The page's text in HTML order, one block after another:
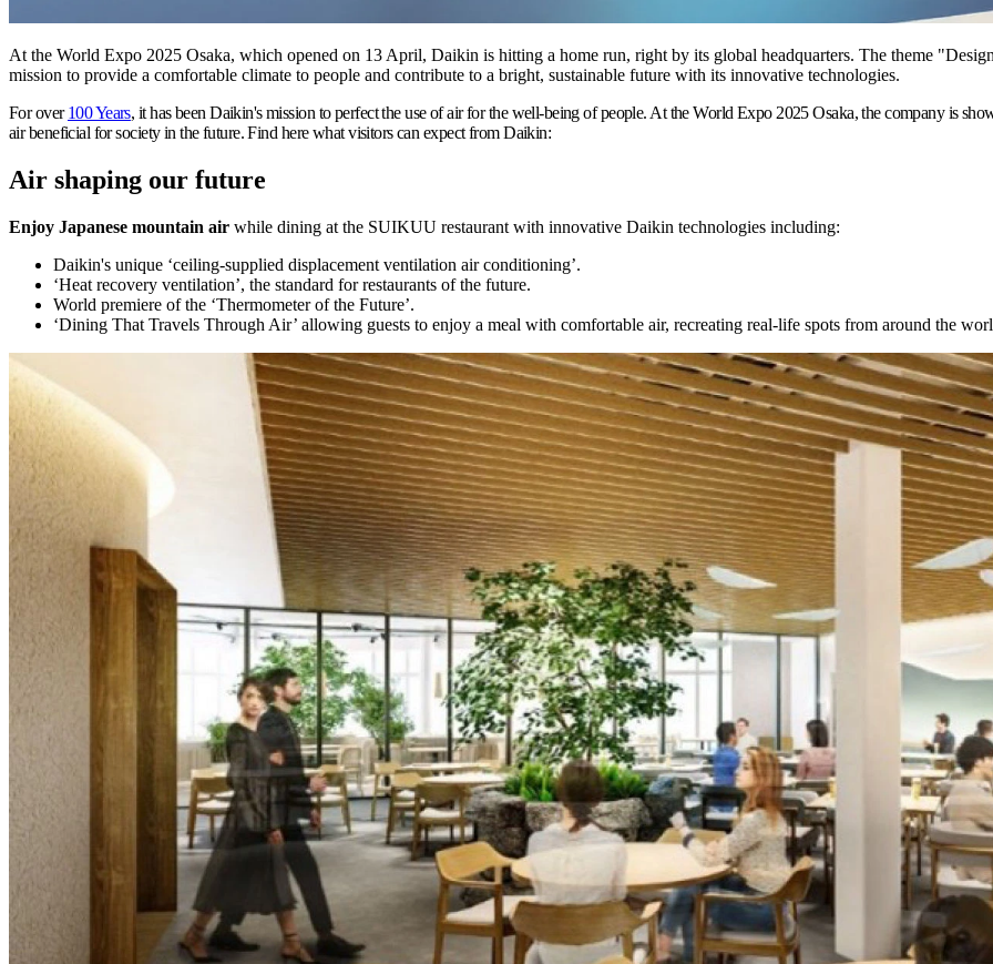
At the World Expo 2025 Osaka, which opened on 13 April, Daikin is hitting a home run, right by its global headquarters. The theme
mission to provide a comfortable climate to people and contribute to a bright, sustainable future with its innovative technologies.
For over100 Years, it has been Daikin's mission to perfect the use of air for the well-being of people. At the World Expo 2025 Osaka, the company is
air beneficial for society in the future. Find here what visitors can expect from Daikin:
Air shaping our future
Enjoy Japanese mountain air while dining at the SUIKUU restaurant with innovative Daikin technologies including:
Daikin's unique ‘ceiling-supplied displacement ventilation air conditioning’.
‘Heat recovery ventilation’, the standard for restaurants of the future.
World premiere of the ‘Thermometer of the Future’.
‘Dining That Travels Through Air’ allowing guests to enjoy a meal with comfortable air, recreating real-life spots from around the